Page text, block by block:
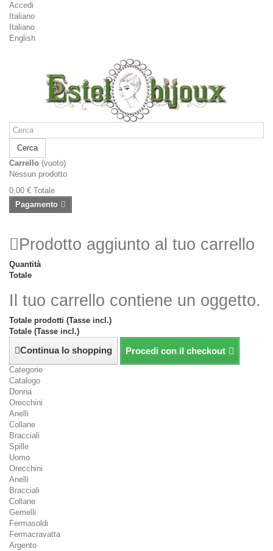
Accedi
Italiano
Italiano
English
Cerca
Carrello (vuoto)
Nessun prodotto
0,00 € Totale
Pagamento
Prodotto aggiunto al tuo carrello
Quantità
Totale
Il tuo carrello contiene un oggetto.
Totale prodotti (Tasse incl.)
Totale (Tasse incl.)
Continua lo shopping Procedi con il checkout
Categorie
Catalogo
Donna
Orecchini
Anelli
Collane
Bracciali
Spille
Uomo
Orecchini
Anelli
Bracciali
Collane
Gemelli
Fermasoldi
Fermacravatta
Argento